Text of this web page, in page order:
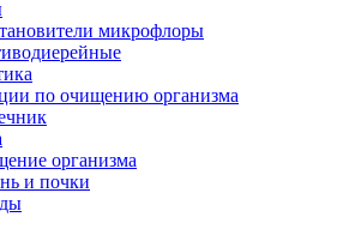
микрофлоры
по очищению организма
организма
и почки